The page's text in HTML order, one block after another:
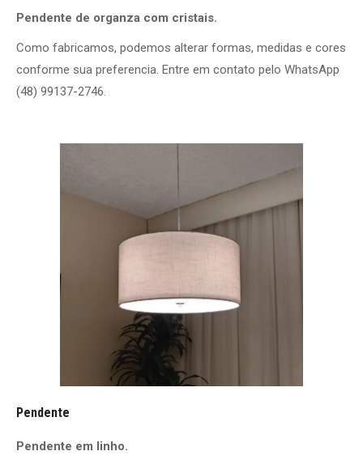
Pendente de organza com cristais.
Como fabricamos, podemos alterar formas, medidas e cores
conforme sua preferencia. Entre em contato pelo WhatsApp
(48) 99137-2746.
Pendente
Pendente em linho.